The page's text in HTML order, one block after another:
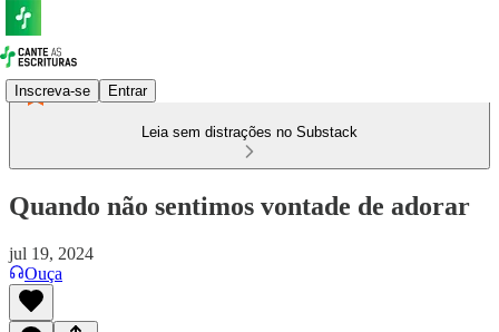
Inscreva-se Entrar
Leia sem distrações no Substack
Quando não sentimos vontade de adorar
jul 19, 2024
Ouça